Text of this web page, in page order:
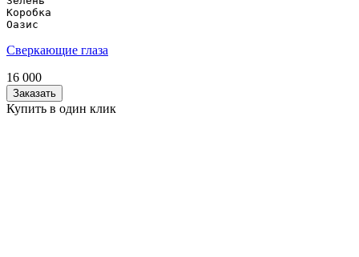
Коробка
Оазис
Сверкающие глаза
16 000
Заказать
Купить в один клик